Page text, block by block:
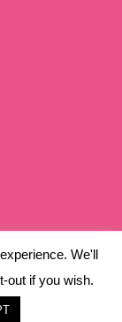
トについて
トマップ
We'll
out if you wish.